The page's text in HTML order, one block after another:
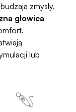
zmysły,
głowica
lub